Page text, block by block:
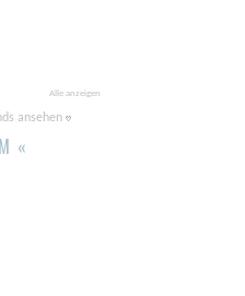
Alle anzeigen
ansehen
«